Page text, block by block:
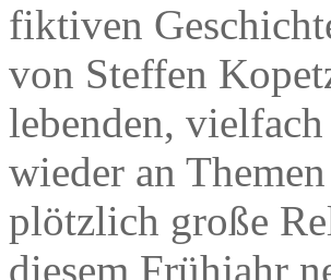
fiktiven
von Steffen
lebenden,
wieder an
plötzlich große
diesem Frühjahr